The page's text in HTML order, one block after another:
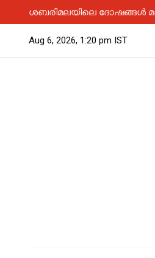
ശബരിമലയിലെ ദോഷങ്ങൾ
Aug 6, 2026, 1:20 pm IST